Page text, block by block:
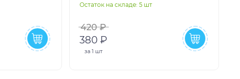
шестигранный
Остаток на складе: 5 шт
420 ₽
380 ₽
за 1 шт